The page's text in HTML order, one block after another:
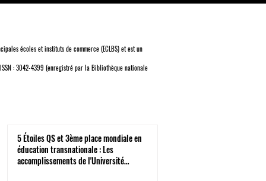
écoles et instituts de commerce (ECLBS)et est un
: 3042-4399 (enregistré par la Bibliothèque nationale
5 Étoiles QS et 3ème place mondiale en
éducation transnationale : Les
accomplissements de l'Université